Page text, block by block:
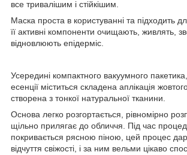
все тривалішим і стійкішим.
Маска проста в користуванні та підходить
її активні компоненти очищають, живлять,
відновлюють епідерміс.
Усередині компактного вакуумного
есенції міститься складена аплікація
створена з тонкої натуральної тканини.
Основа легко розгортається, рівномірно
щільно прилягає до обличчя. Під час
покривається рясною піною, цей процес
відчуття свіжості, і за ним вельми цікаво